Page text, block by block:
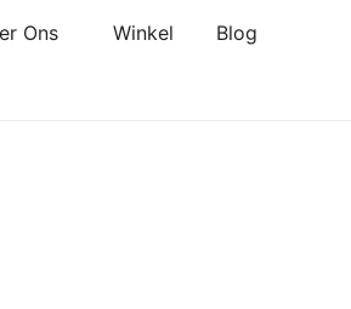
Ons Winkel Blog